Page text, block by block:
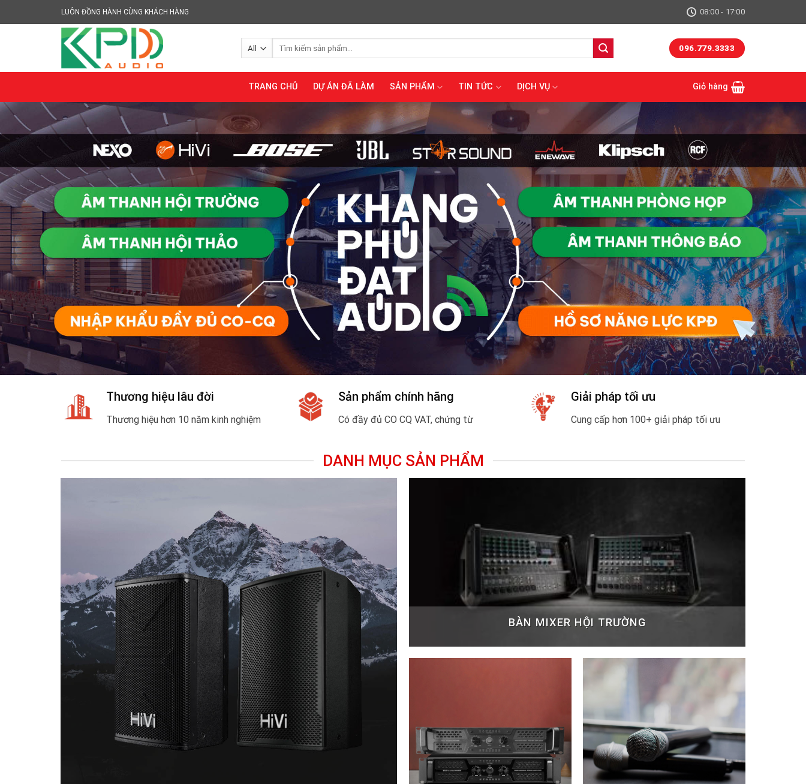
to
LUÔN ĐỒNG HÀNH CÙNG KHÁCH HÀNG 08:00 - 17:00
096.779.3333
TRANG CHỦ DỰ ÁN ĐÃ LÀM SẢN PHẨM TIN TỨC DỊCH VỤ Giỏ hàng
Thương hiệu lâu đời
Thương hiệu hơn 10 năm kinh nghiệm
Sản phẩm chính hãng
Có đầy đủ CO CQ VAT, chứng từ
Giải pháp tối ưu
Cung cấp hơn 100+ giải pháp tối ưu
DANH MỤC SẢN PHẨM
BÀN MIXER HỘI TRƯỜNG